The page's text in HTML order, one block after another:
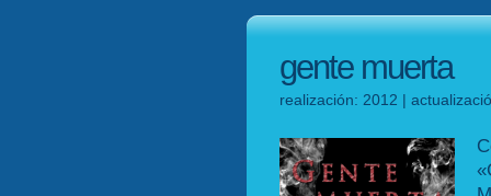
gente muerta
realización: 2012 |